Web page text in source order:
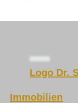
Logo Dr.
Immobilien